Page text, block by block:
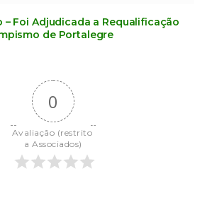
– Foi Adjudicada a Requalificação
de Portalegre
0
Avaliação (restrito
a Associados)